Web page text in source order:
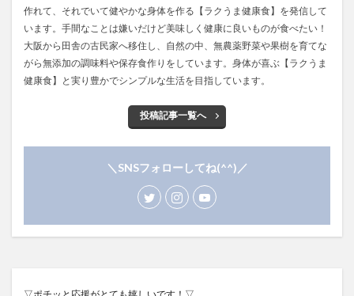
作れて、それでいて健やかな身体を作る【ラクうま健康食】を発信して
います。手間なことは嫌いだけど美味しく健康に良いものが食べたい！
大阪から田舎の古民家へ移住し、自然の中、無農薬野菜や果樹を育てな
がら無添加の調味料や保存食作りをしています。身体が喜ぶ【ラクうま
健康食】と実り豊かでシンプルな生活を目指しています。
投稿記事一覧へ
＼SNSフォローしてね(^^)／